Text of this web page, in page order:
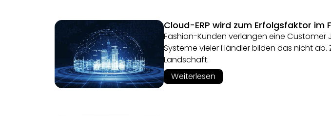
Cloud-ERP wird zum Erfolgsfaktor im
Fashion-Kunden verlangen eine Customer
Systeme vieler Händler bilden das nicht
Landschaft.
Weiterlesen